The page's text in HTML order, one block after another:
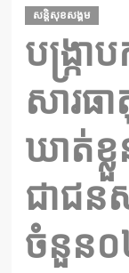
សន្តិសុខសង្គម
បង្ក្រ
សារធ
ឃាត់ខ្
ជាជន
ចំនួន០